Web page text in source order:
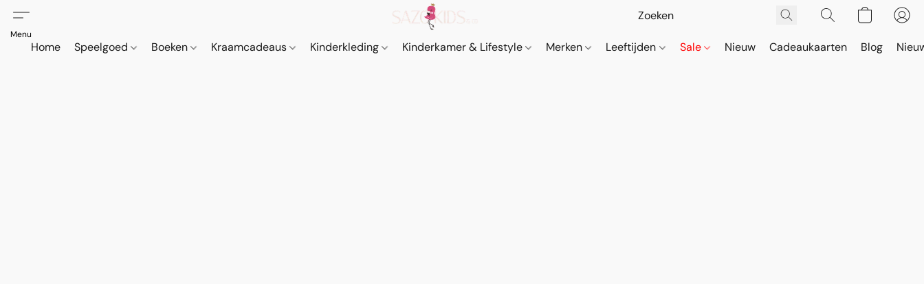
Home Speelgoed Boeken Kraamcadeaus Kinderkleding Kinderkamer & Lifestyle Merken Leeftijden Sale Nieuw Cadeaukaarten Blog